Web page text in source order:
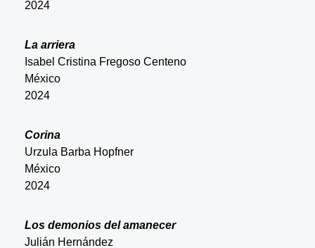
2024
La arriera
Isabel Cristina Fregoso Centeno
México
2024
Corina
Urzula Barba Hopfner
México
2024
Los demonios del amanecer
Julián Hernández